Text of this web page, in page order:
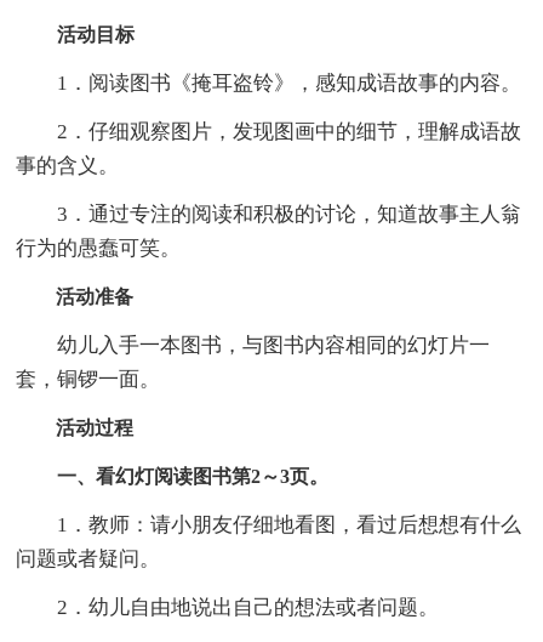
活动目标
1．阅读图书《掩耳盗铃》，感知成语故事的内容。
2．仔细观察图片，发现图画中的细节，理解成语故
事的含义。
3．通过专注的阅读和积极的讨论，知道故事主人翁
行为的愚蠢可笑。
活动准备
幼儿入手一本图书，与图书内容相同的幻灯片一
套，铜锣一面。
活动过程
一、看幻灯阅读图书第2～3页。
1．教师：请小朋友仔细地看图，看过后想想有什么
问题或者疑问。
2．幼儿自由地说出自己的想法或者问题。